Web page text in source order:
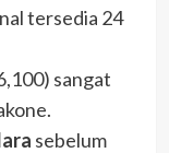
tersedia 24
sangat
sebelum